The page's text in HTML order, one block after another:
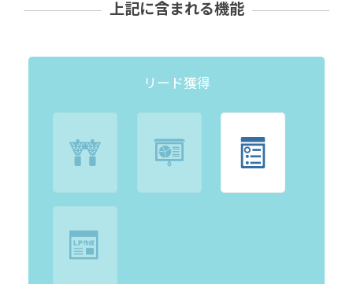
上記に含まれる機能
リード獲得